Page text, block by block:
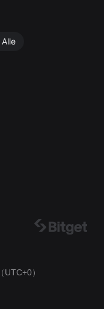
Alle
（UTC+0）